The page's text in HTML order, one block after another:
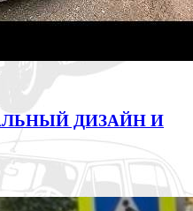
ДИЗАЙН И